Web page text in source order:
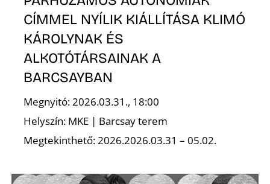
CÍMMEL NYÍLIK KIÁLLÍTÁSA KLIMÓ
KÁROLYNAK ÉS
ALKOTÓTÁRSAINAK A
BARCSAYBAN
Megnyitó: 2026.03.31., 18:00
Helyszín: MKE | Barcsay terem
Megtekinthető: 2026.2026.03.31 – 05.02.